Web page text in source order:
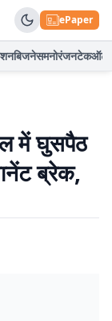
ePaper
बिजनेसमनोरंजनटेकऑटो
में घुसपैठ
ब्रेक,